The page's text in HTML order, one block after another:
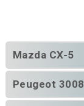
Mazda CX-5
Peugeot 3008